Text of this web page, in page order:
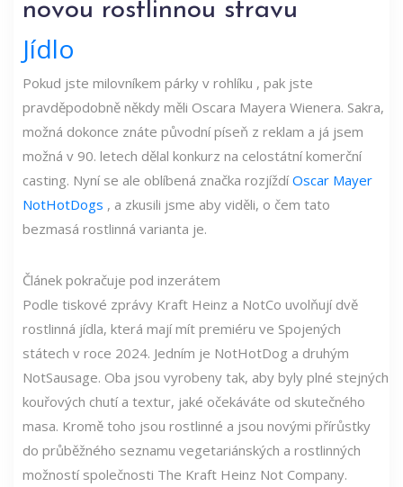
novou rostlinnou stravu
Jídlo
Pokud jste milovníkem párky v rohlíku , pak jste
pravděpodobně někdy měli Oscara Mayera Wienera. Sakra,
možná dokonce znáte původní píseň z reklam a já jsem
možná v 90. letech dělal konkurz na celostátní komerční
casting. Nyní se ale oblíbená značka rozjíždíOscar Mayer
NotHotDogs , a zkusili jsme aby viděli, o čem tato
bezmasá rostlinná varianta je.
Článek pokračuje pod inzerátem
Podle tiskové zprávy Kraft Heinz a NotCo uvolňují dvě
rostlinná jídla, která mají mít premiéru ve Spojených
státech v roce 2024. Jedním je NotHotDog a druhým
NotSausage. Oba jsou vyrobeny tak, aby byly plné stejných
kouřových chutí a textur, jaké očekáváte od skutečného
masa. Kromě toho jsou rostlinné a jsou novými přírůstky
do průběžného seznamu vegetariánských a rostlinných
možností společnosti The Kraft Heinz Not Company.